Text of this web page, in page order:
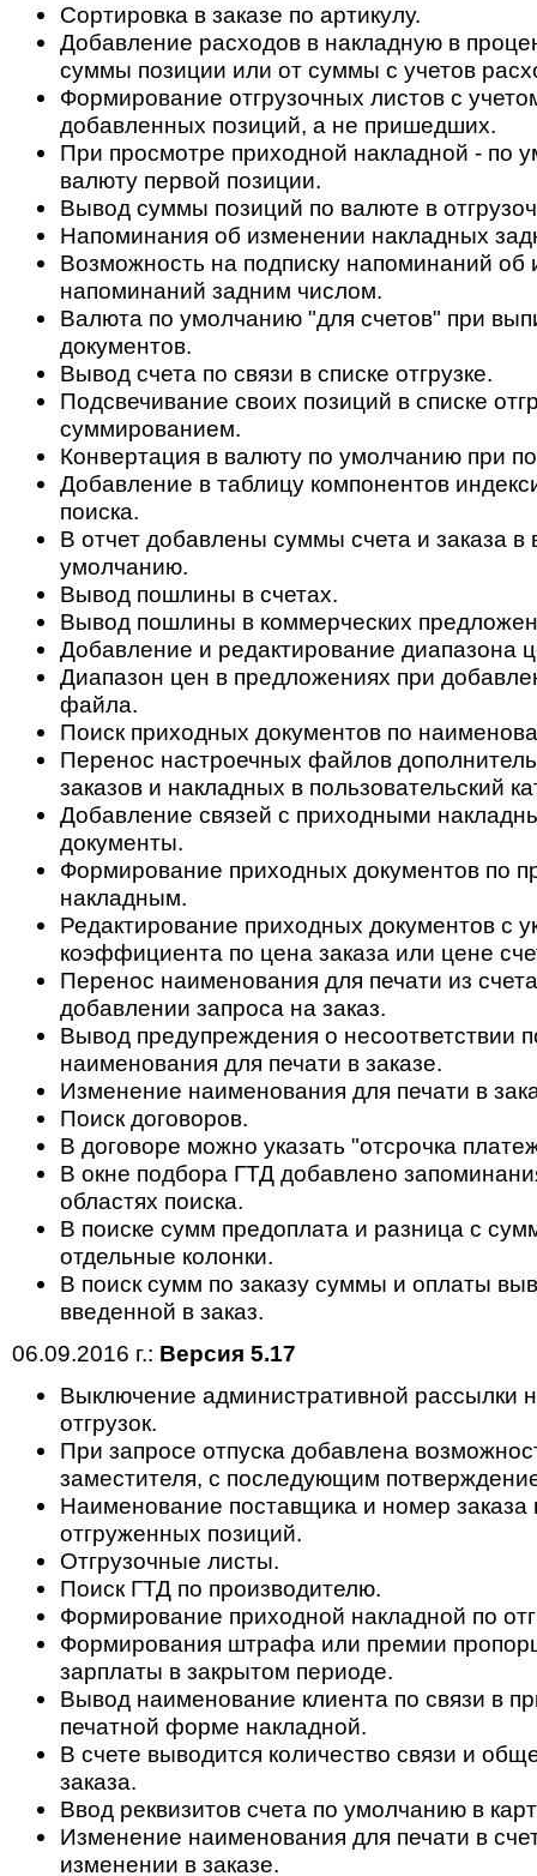
Cортировка в заказе по артикулу.
Добавление расходов в накладную в
суммы позиции или от суммы с учетов
Формирование отгрузочных листов с
добавленных позиций, а не пришедших.
При просмотре приходной накладной - по
валюту первой позиции.
Вывод суммы позиций по валюте в
Напоминания об изменении накладных
Возможность на подписку напоминаний об
напоминаний задним числом.
Валюта по умолчанию "для счетов" при
документов.
Вывод счета по связи в списке отгрузке.
Подсвечивание своих позиций в списке
суммированием.
Конвертация в валюту по умолчанию при
Добавление в таблицу компонентов
поиска.
В отчет добавлены суммы счета и заказа в
умолчанию.
Вывод пошлины в счетах.
Вывод пошлины в коммерческих
Добавление и редактирование диапазона
Диапазон цен в предложениях при
файла.
Поиск приходных документов по
Перенос настроечных файлов
заказов и накладных в пользовательский
Добавление связей с приходными
документы.
Формирование приходных документов по
накладным.
Редактирование приходных документов с
коэффициента по цена заказа или цене
Перенос наименования для печати из
добавлении запроса на заказ.
Вывод предупреждения о несоответствии
наименования для печати в заказе.
Изменение наименования для печати в
Поиск договоров.
В договоре можно указать "отсрочка
В окне подбора ГТД добавлено
областях поиска.
В поиске сумм предоплата и разница с
отдельные колонки.
В поиск сумм по заказу суммы и оплаты
введенной в заказ.
06.09.2016 г.: Версия 5.17
Выключение административной рассылки
отгрузок.
При запросе отпуска добавлена
заместителя, с последующим
Наименование поставщика и номер
отгруженных позиций.
Отгрузочные листы.
Поиск ГТД по производителю.
Формирование приходной накладной по
Формирования штрафа или премии
зарплаты в закрытом периоде.
Вывод наименование клиента по связи в
печатной форме накладной.
В счете выводится количество связи и
заказа.
Ввод реквизитов счета по умолчанию в
Изменение наименования для печати в
изменении в заказе.